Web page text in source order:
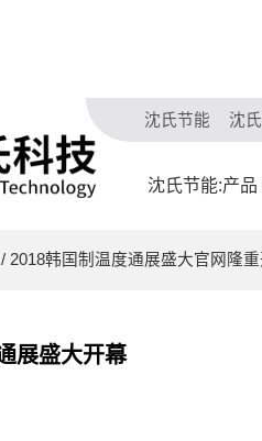
沈氏节能 沈
沈氏节能:产品
/ 2018韩国制温度通展盛大官网隆
展盛大开幕